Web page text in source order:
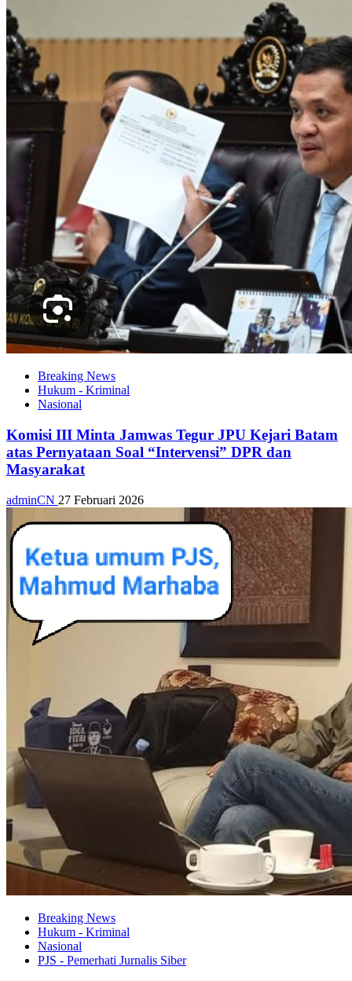
Breaking News
Hukum - Kriminal
Nasional
Komisi III Minta Jamwas Tegur JPU Kejari Batam
atas Pernyataan Soal “Intervensi” DPR dan
Masyarakat
adminCN 27 Februari 2026
Breaking News
Hukum - Kriminal
Nasional
PJS - Pemerhati Jurnalis Siber